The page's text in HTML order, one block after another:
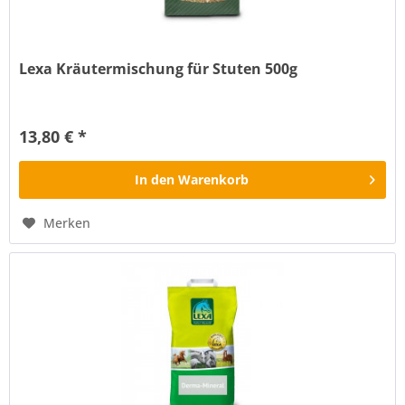
Lexa Kräutermischung für Stuten 500g
13,80 € *
In den Warenkorb
Merken